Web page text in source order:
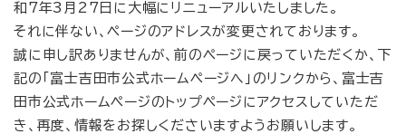
和7年3月27日に大幅にリニューアルいたしました。
それに伴ない、ページのアドレスが変更されております。
誠に申し訳ありませんが、前のページに戻っていただくか、下
記の「富士吉田市公式ホームページへ」のリンクから、富士吉
田市公式ホームページのトップページにアクセスしていただ
き、再度、情報をお探しくださいますようお願いします。